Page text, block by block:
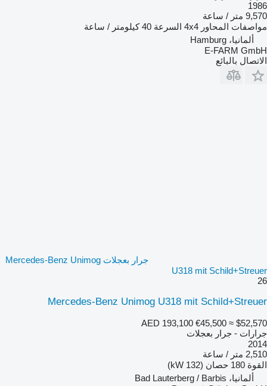
1986
9,570 متر / ساعة
مواصفات المحاور 4x4 السرعة 40 كيلومتر / ساعة
ألمانيا، Hamburg
E-FARM GmbH
الاتصال بالبائع
جرار بعجلات Mercedes-Benz Unimog
U318 mit Schild+Streuer
26
Mercedes-Benz Unimog U318 mit Schild+Streuer
AED 193,100 €45,500 ≈ $52,570
جرارات - جرار بعجلات
2014
2,510 متر / ساعة
القوة 180 حصان (132 kW)
ألمانيا، Bad Lauterberg / Barbis